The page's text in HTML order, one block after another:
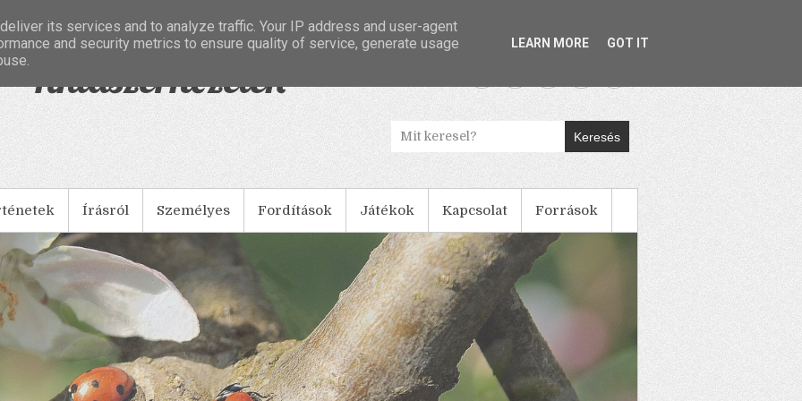
Tintaszerkezetek
Keresés
Írásról Személyes Fordítások Játékok Kapcsolat Források
its services and to analyze traffic. Your IP address and user-agent
and security metrics to ensure quality of service, generate usage
LEARN MORE GOT IT